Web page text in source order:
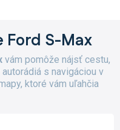
Ford S-Max
vám pomôže nájsť cestu,
s navigáciou v
ktoré vám uľahčia